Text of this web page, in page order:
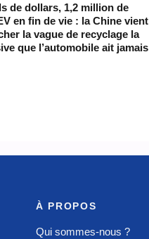
de dollars, 1,2 million de
en fin de vie : la Chine vient
la vague de recyclage la
que l’automobile ait jamais
À PROPOS
Qui sommes-nous ?